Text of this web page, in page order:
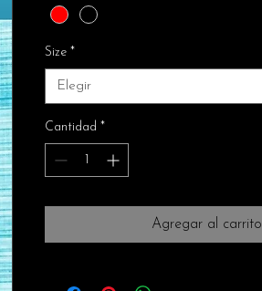
Size *
Elegir
Cantidad *
Agregar al carrito